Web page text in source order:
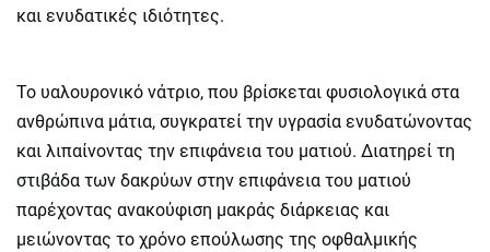
και ενυδατικές ιδιότητες.
Το υαλουρονικό νάτριο, που βρίσκεται φυσιολογικά στα
ανθρώπινα μάτια, συγκρατεί την υγρασία ενυδατώνοντας
και λιπαίνοντας την επιφάνεια του ματιού. Διατηρεί τη
στιβάδα των δακρύων στην επιφάνεια του ματιού
παρέχοντας ανακούφιση μακράς διάρκειας και
μειώνοντας το χρόνο επούλωσης της οφθαλμικής